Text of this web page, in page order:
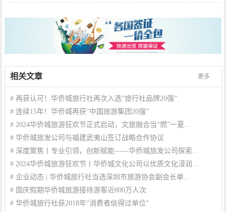
相关文章 更多
# 再获认可！华侨城旅行社再次入选“旅行社品牌20强”
# 连续15年！华侨城再获“中国旅游集团20强”
# 2024华侨城旅游狂欢节正式启动，文旅融合当“燃”一夏...
# 华侨城旅发公司与福建武夷山签订战略合作协议
# 深度聚焦丨专业引领，创新赋能——华侨城旅发公司探索...
# 2024华侨城旅游狂欢节丨华侨城文化公司以优质文化浸润...
# 企业动态 | 华侨城旅行社当选深圳市旅游协会副会长单...
# 国庆假期华侨城旅游接待游客近800万人次
# 华侨城旅行社获2018年“消费者信得过单位”